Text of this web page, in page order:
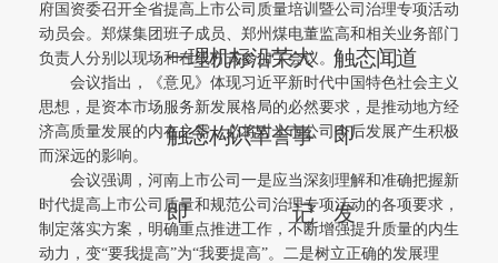
一
触
即
理
念
机
构
标
识
沿
革
荣
誉
大
事
记
触
即
发
态闻道
府国资委召开全省提高上市公司质量培训暨公司治理专项活动
动员会。郑煤集团班子成员、郑州煤电董监高和相关业务部门
负责人分别以现场和在线方式参加了会议。
会议指出，《意见》体现习近平新时代中国特色社会主义
思想，是资本市场服务新发展格局的必然要求，是推动地方经
济高质量发展的内在之需，必将对上市公司今后发展产生积极
而深远的影响。
会议强调，河南上市公司一是应当深刻理解和准确把握新
时代提高上市公司质量和规范公司治理专项活动的各项要求，
制定落实方案，明确重点推进工作，不断增强提升质量的内生
动力，变“要我提高”为“我要提高”。二是树立正确的发展理